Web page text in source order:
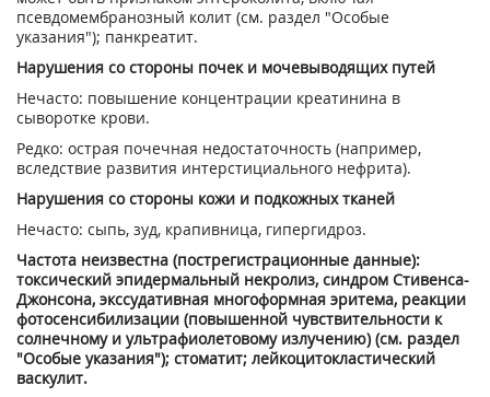
псевдомембранозный колит (см. раздел "Особые
указания"); панкреатит.
Нарушения со стороны почек и мочевыводящих путей
Нечасто: повышение концентрации креатинина в
сыворотке крови.
Редко: острая почечная недостаточность (например,
вследствие развития интерстициального нефрита).
Нарушения со стороны кожи и подкожных тканей
Нечасто: сыпь, зуд, крапивница, гипергидроз.
Частота неизвестна (пострегистрационные данные):
токсический эпидермальный некролиз, синдром Стивенса-
Джонсона, экссудативная многоформная эритема, реакции
фотосенсибилизации (повышен­ной чувствительности к
солнечному и ультрафиолетовому излучению) (см. раздел
"Особые указания"); стоматит; лейкоцитокластический
васкулит.